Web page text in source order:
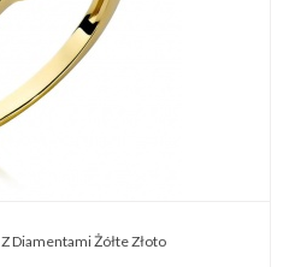
Diamentami Żółte Złoto